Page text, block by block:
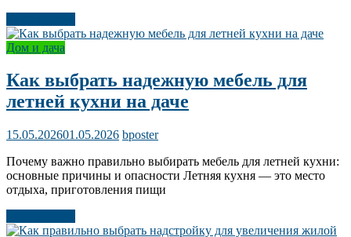
Дом и дача
Как выбрать надежную мебель для
летней кухни на даче
15.05.202601.05.2026 bposter
Почему важно правильно выбирать мебель для летней кухни:
основные причины и опасности Летняя кухня — это место
отдыха, приготовления пищи